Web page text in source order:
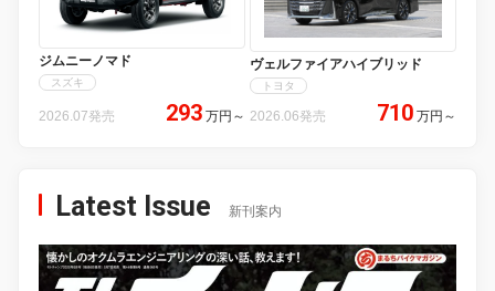
ジムニーノマド
スズキ
2026.07発売 293 万円 ～
ヴェルファイアハイブリッド
トヨタ
2026.06発売 710 万円 ～
Latest Issue 新刊案内